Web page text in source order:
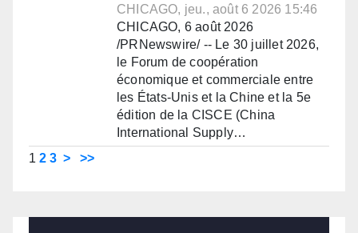
CHICAGO, jeu., août 6 2026 15:46
CHICAGO, 6 août 2026
/PRNewswire/ -- Le 30 juillet 2026,
le Forum de coopération
économique et commerciale entre
les États-Unis et la Chine et la 5e
édition de la CISCE (China
International Supply…
1 2 3 > >>